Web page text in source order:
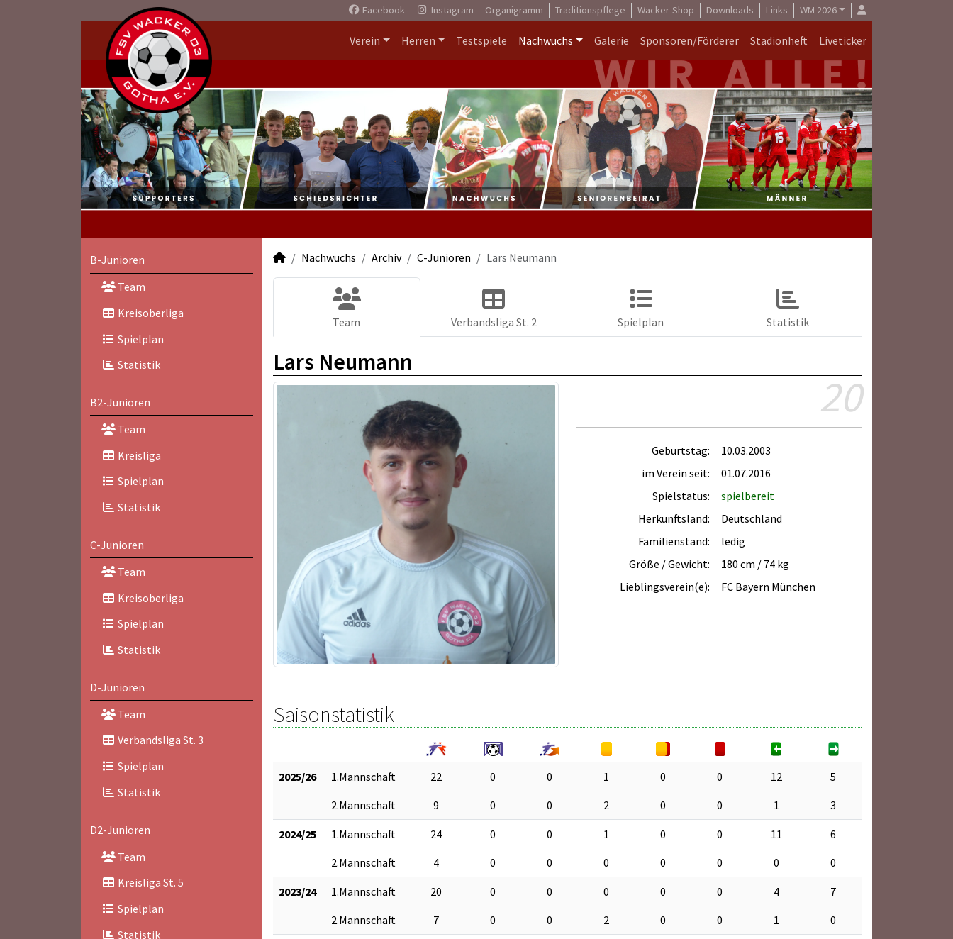
Facebook Instagram Organigramm Traditionspflege Wacker-Shop Downloads Links WM 2026
Verein Herren Testspiele Nachwuchs Galerie Sponsoren/Förderer Stadionheft Liveticker
B-Junioren
Team
Kreisoberliga
Spielplan
Statistik
B2-Junioren
Team
Kreisliga
Spielplan
Statistik
C-Junioren
Team
Kreisoberliga
Spielplan
Statistik
D-Junioren
Team
Verbandsliga St. 3
Spielplan
Statistik
D2-Junioren
Team
Kreisliga St. 5
Spielplan
Statistik
Nachwuchs Archiv C-Junioren Lars Neumann
Team Verbandsliga St. 2 Spielplan Statistik
Lars Neumann
20
Geburtstag:
10.03.2003
im Verein seit:
01.07.2016
Spielstatus:
spielbereit
Herkunftsland:
Deutschland
Familienstand:
ledig
Größe / Gewicht:
180 cm / 74 kg
Lieblingsverein(e):
FC Bayern München
Saisonstatistik
2025/26 1.Mannschaft 22 0 0 1 0 0 12
5
2.Mannschaft
9 0 0 2 0 0 1 3
2024/25 1.Mannschaft 24 0 0 1 0 0 11
6
2.Mannschaft
4 0 0 0 0 0 0 0
2023/24 1.Mannschaft 20 0 0 0 0 0 4
7
2.Mannschaft
7 0 0 2 0 0 1 0